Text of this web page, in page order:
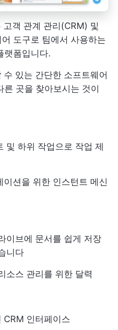
고객 관계 관리(CRM) 및
도구로 팀에서 사용하는
랫폼입니다.
수 있는 간단한 소프트웨어
른 곳을 찾아보시는 것이
및 하위 작업으로 작업 제
이션을 위한 인스턴트 메신
이브에 문서를 쉽게 저장
니다
소스 관리를 위한 달력
CRM 인터페이스